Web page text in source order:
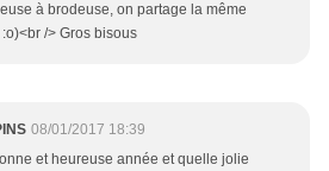
à brodeuse, on partage la même
/> Gros bisous
08/01/2017 18:39
et heureuse année et quelle jolie